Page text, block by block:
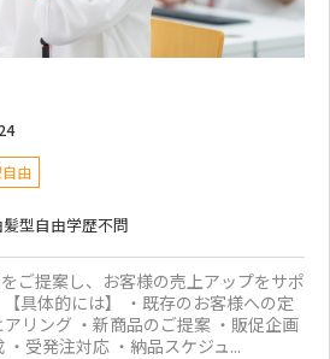
由
髪型自由学歴不問
ご提案し、お客様の売上アップをサポ
具体的には】 ・既存のお客様への定
リング ・新商品のご提案 ・販促企画
受発注対応 ・納品スケジュ...